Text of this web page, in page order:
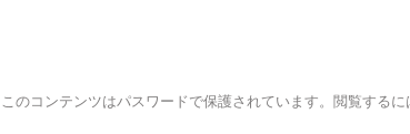
このコンテンツはパスワードで保護されています。閲覧するに